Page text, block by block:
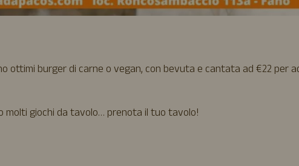
ottimi burger di carne o vegan, con bevuta e cantata ad €22 per
molti giochi da tavolo… prenota il tuo tavolo!